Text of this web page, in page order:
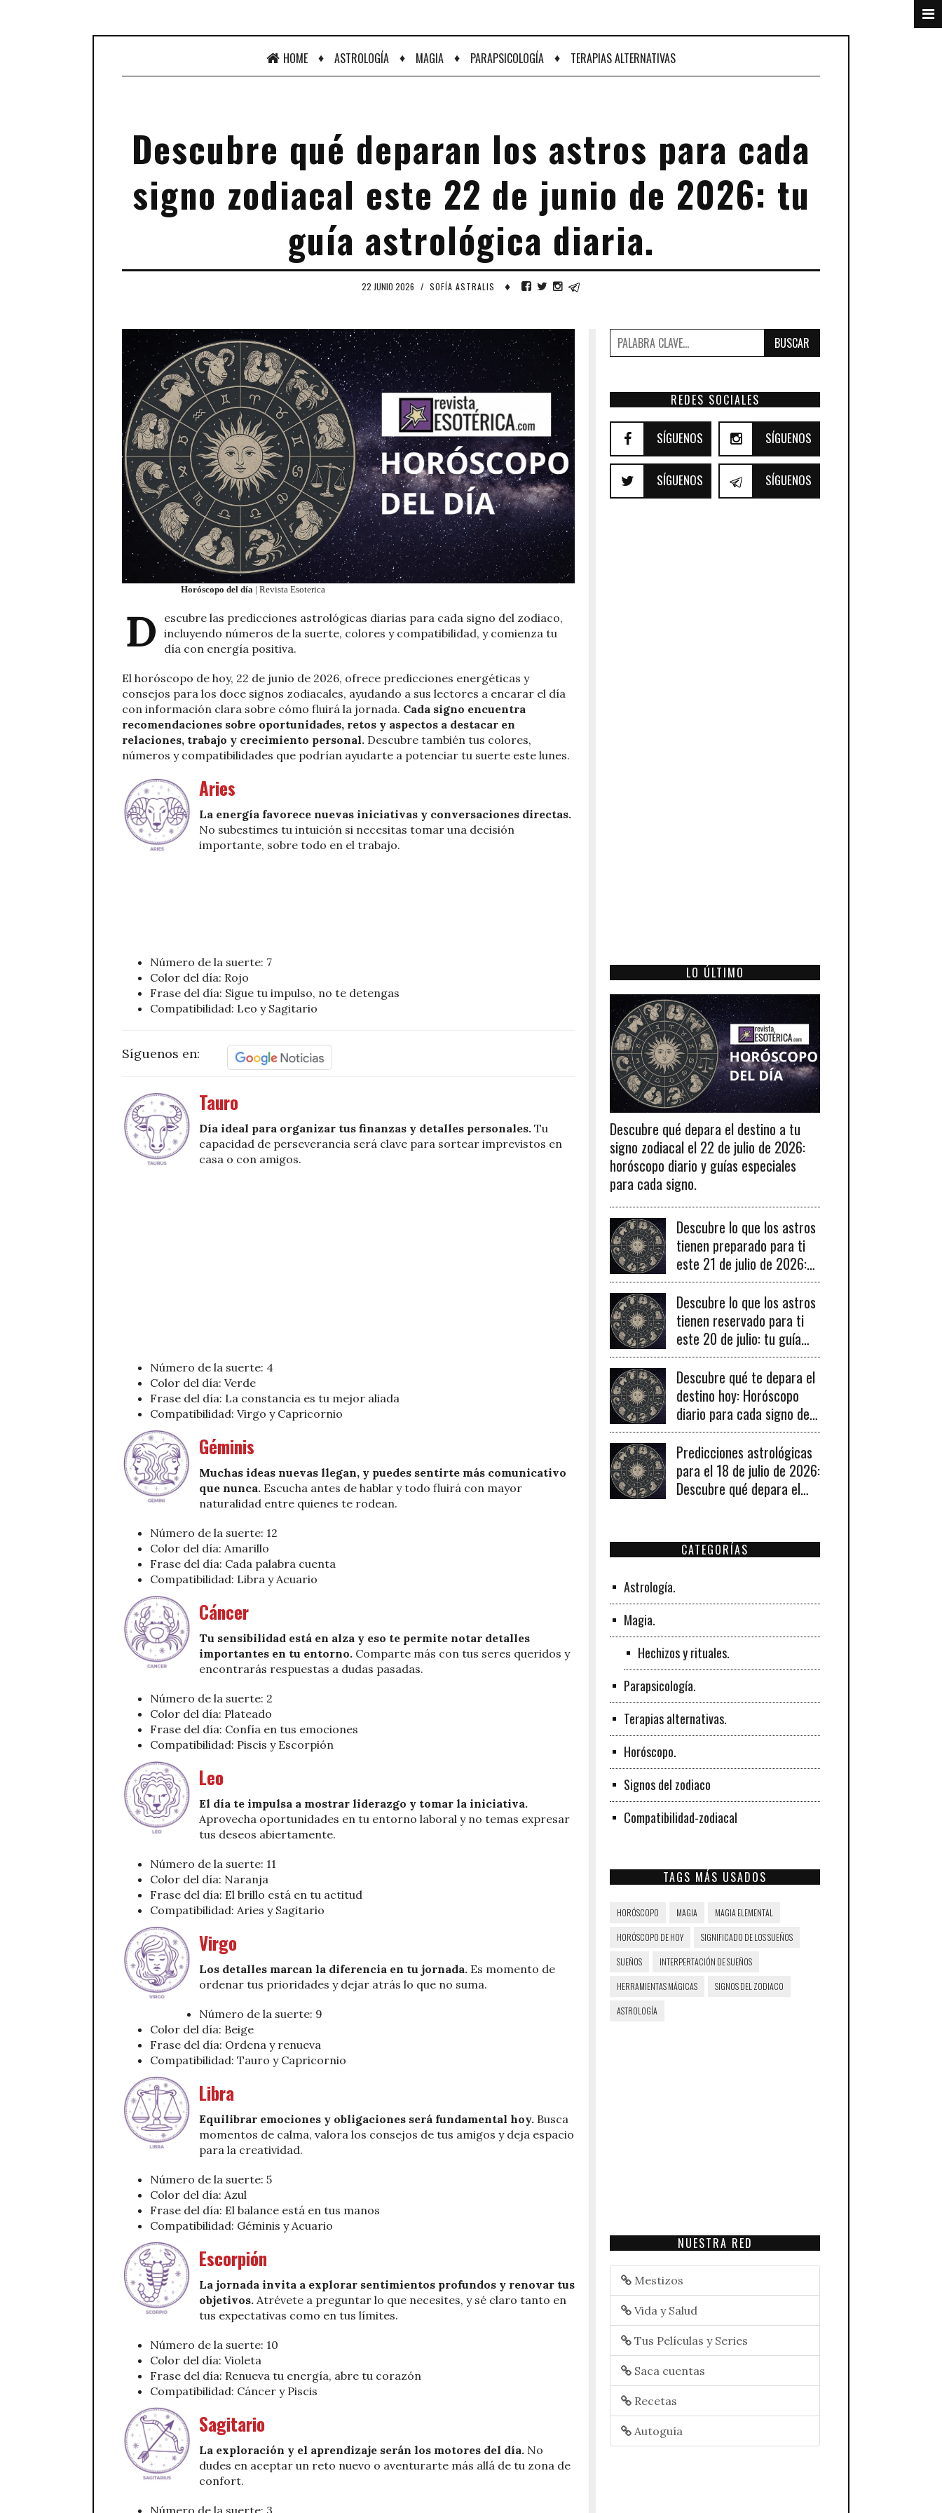
HOME ♦ ASTROLOGÍA ♦ MAGIA ♦ PARAPSICOLOGÍA ♦ TERAPIAS ALTERNATIVAS
Descubre qué deparan los astros para cada
signo zodiacal este 22 de junio de 2026: tu
guía astrológica diaria.
22 JUNIO 2026 / SOFÍA ASTRALIS ♦
Horóscopo del día | Revista Esoterica
D
escubre las predicciones astrológicas diarias para cada signo del zodiaco,
incluyendo números de la suerte, colores y compatibilidad, y comienza tu
día con energía positiva.
El horóscopo de hoy, 22 de junio de 2026, ofrece predicciones energéticas y
consejos para los doce signos zodiacales, ayudando a sus lectores a encarar el día
con información clara sobre cómo fluirá la jornada. Cada signo encuentra
recomendaciones sobre oportunidades, retos y aspectos a destacar en
relaciones, trabajo y crecimiento personal. Descubre también tus colores,
números y compatibilidades que podrían ayudarte a potenciar tu suerte este lunes.
Aries
La energía favorece nuevas iniciativas y conversaciones directas.
No subestimes tu intuición si necesitas tomar una decisión
importante, sobre todo en el trabajo.
Número de la suerte: 7
Color del día: Rojo
Frase del día: Sigue tu impulso, no te detengas
Compatibilidad: Leo y Sagitario
Síguenos en:
Tauro
Día ideal para organizar tus finanzas y detalles personales. Tu
capacidad de perseverancia será clave para sortear imprevistos en
casa o con amigos.
Número de la suerte: 4
Color del día: Verde
Frase del día: La constancia es tu mejor aliada
Compatibilidad: Virgo y Capricornio
Géminis
Muchas ideas nuevas llegan, y puedes sentirte más comunicativo
que nunca. Escucha antes de hablar y todo fluirá con mayor
naturalidad entre quienes te rodean.
Número de la suerte: 12
Color del día: Amarillo
Frase del día: Cada palabra cuenta
Compatibilidad: Libra y Acuario
Cáncer
Tu sensibilidad está en alza y eso te permite notar detalles
importantes en tu entorno. Comparte más con tus seres queridos y
encontrarás respuestas a dudas pasadas.
Número de la suerte: 2
Color del día: Plateado
Frase del día: Confía en tus emociones
Compatibilidad: Piscis y Escorpión
Leo
El día te impulsa a mostrar liderazgo y tomar la iniciativa.
Aprovecha oportunidades en tu entorno laboral y no temas expresar
tus deseos abiertamente.
Número de la suerte: 11
Color del día: Naranja
Frase del día: El brillo está en tu actitud
Compatibilidad: Aries y Sagitario
Virgo
Los detalles marcan la diferencia en tu jornada. Es momento de
ordenar tus prioridades y dejar atrás lo que no suma.
Número de la suerte: 9
Color del día: Beige
Frase del día: Ordena y renueva
Compatibilidad: Tauro y Capricornio
Libra
Equilibrar emociones y obligaciones será fundamental hoy. Busca
momentos de calma, valora los consejos de tus amigos y deja espacio
para la creatividad.
Número de la suerte: 5
Color del día: Azul
Frase del día: El balance está en tus manos
Compatibilidad: Géminis y Acuario
Escorpión
La jornada invita a explorar sentimientos profundos y renovar tus
objetivos. Atrévete a preguntar lo que necesites, y sé claro tanto en
tus expectativas como en tus límites.
Número de la suerte: 10
Color del día: Violeta
Frase del día: Renueva tu energía, abre tu corazón
Compatibilidad: Cáncer y Piscis
Sagitario
La exploración y el aprendizaje serán los motores del día. No
dudes en aceptar un reto nuevo o aventurarte más allá de tu zona de
confort.
BUSCAR
REDES SOCIALES
SÍGUENOS SÍGUENOS
SÍGUENOS SÍGUENOS
LO ÚLTIMO
Descubre qué depara el destino a tu
signo zodiacal el 22 de julio de 2026:
horóscopo diario y guías especiales
para cada signo.
Descubre lo que los astros
tienen preparado para ti
este 21 de julio de 2026:
tu horóscopo diario
revelado.
Descubre lo que los astros
tienen reservado para ti
este 20 de julio: tu guía
diaria de horóscopo y
recomendaciones para un
día lleno de fortuna.
Descubre qué te depara el
destino hoy: Horóscopo
diario para cada signo del
19 de julio de 2026
Predicciones astrológicas
para el 18 de julio de 2026:
Descubre qué depara el
CATEGORÍAS
Astrología.
Magia.
Hechizos y rituales.
Parapsicología.
Terapias alternativas.
Horóscopo.
Signos del zodiaco
Compatibilidad-zodiacal
TAGS MÁS USADOS
HORÓSCOPO MAGIA MAGIA ELEMENTAL
HORÓSCOPO DE HOY SIGNIFICADO DE LOS SUEÑOS
SUEÑOS INTERPERTACIÓN DE SUEÑOS
HERRAMIENTAS MÁGICAS SIGNOS DEL ZODIACO
ASTROLOGÍA
NUESTRA RED
Mestizos
Vida y Salud
Tus Películas y Series
Saca cuentas
Recetas
Autoguía